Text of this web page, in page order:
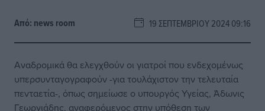
Από: news room 19 ΣΕΠΤΕΜΒΡΊΟΥ 2024 09:16
Αναδρομικά θα ελεγχθούν οι γιατροί που ενδεχομένως
υπερσυνταγογραφούν -για τουλάχιστον την τελευταία
πενταετία-, όπως σημείωσε ο υπουργός Υγείας, Άδωνις
Γεωργιάδης, αναφερόμενος στην υπόθεση των